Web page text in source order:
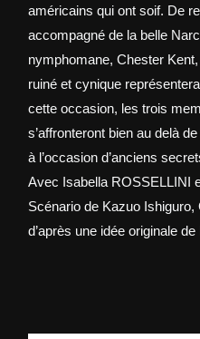
€
américains qui ont soif. De
accompagné de la belle
nymphomane, Chester
ruiné et cynique
cette occasion, les trois
s’affronteront bien au delà
à l’occasion d’anciens
Avec Isabella ROSSELLINI
Scénario de Kazuo
d’après une idée originale